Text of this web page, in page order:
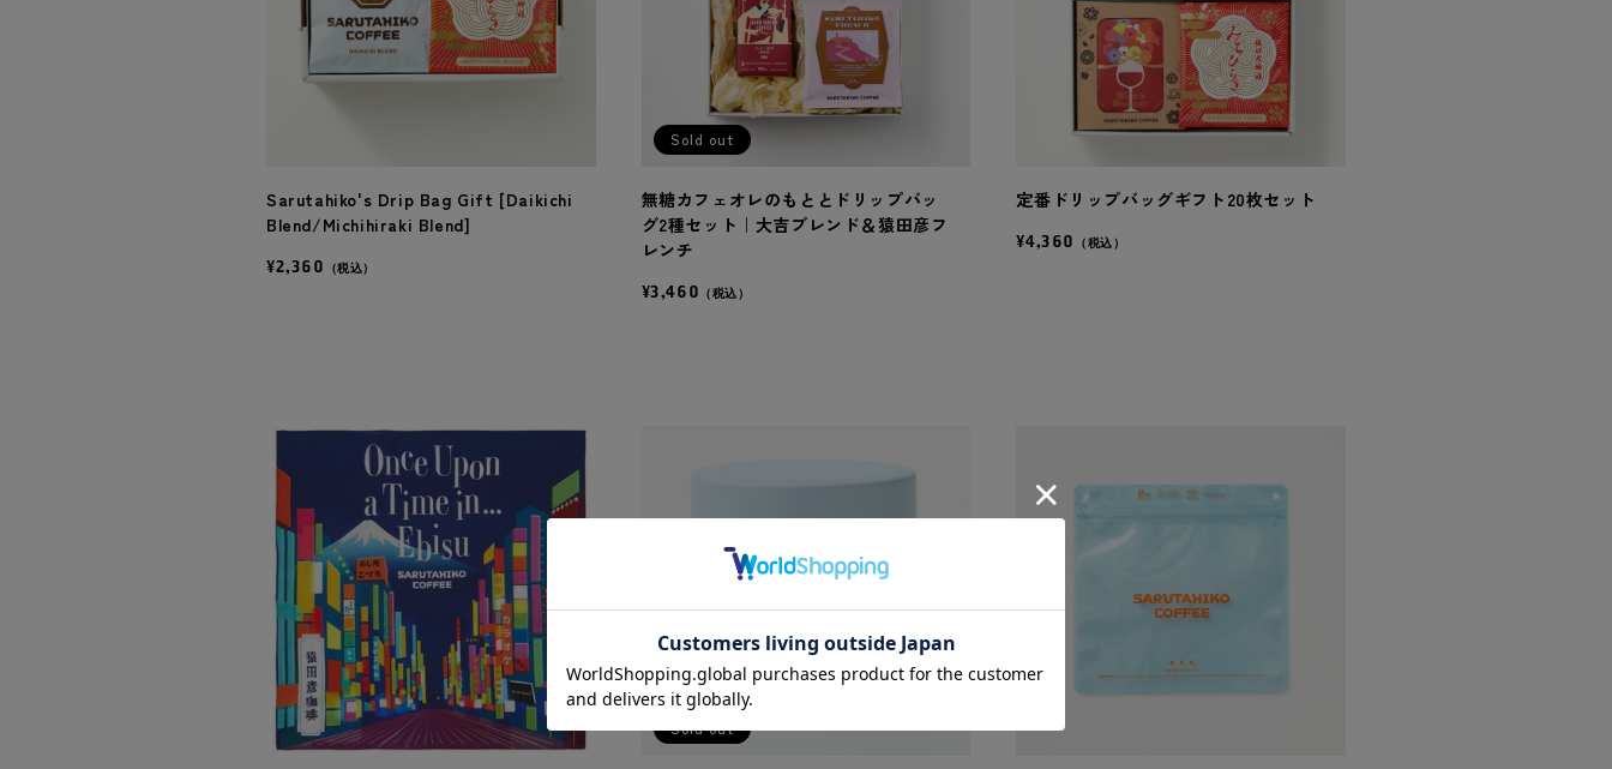
Sarutahiko's Drip Bag Gift [Daikichi
Blend/Michihiraki Blend]
¥2,360 （税込）
Sold out
無糖カフェオレのもととドリップバッ
グ2種セット｜大吉ブレンド＆猿田彦フ
レンチ
¥3,460 （税込）
定番ドリップバッグギフト20枚セット
¥4,360 （税込）
Sold out